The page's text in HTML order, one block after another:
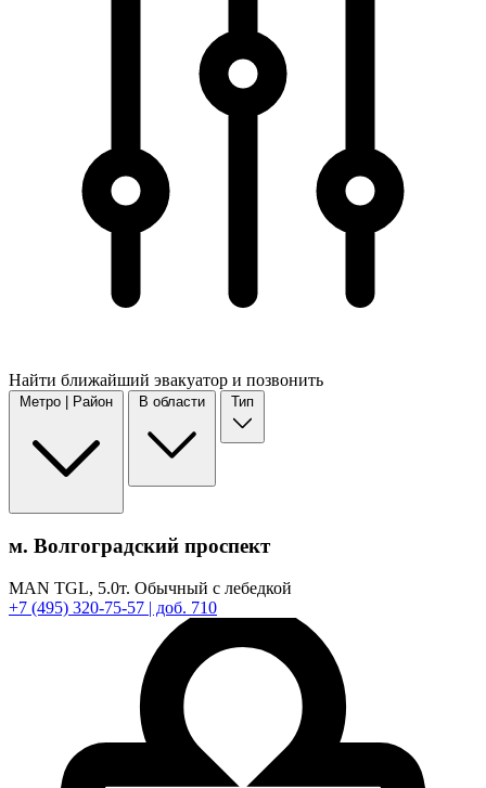
Найти ближайший эвакуатор и позвонить
Метро | Район В области Тип
м. Волгоградский проспект
MAN TGL, 5.0т. Обычный с лебедкой
+7 (495) 320-75-57 | доб. 710